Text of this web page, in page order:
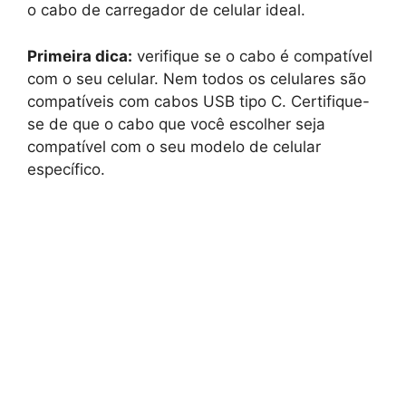
o cabo de carregador de celular ideal.
Primeira dica: verifique se o cabo é compatível
com o seu celular. Nem todos os celulares são
compatíveis com cabos USB tipo C. Certifique-
se de que o cabo que você escolher seja
compatível com o seu modelo de celular
específico.